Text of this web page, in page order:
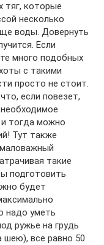
тяг, которые
несколько
воды. Довернуть
Если
много подобных
с такими
просто не стоит.
если повезет,
и тогда можно
Тут также
такие
подготовить
будет
надо уметь
ружье на грудь
шею), все равно 50